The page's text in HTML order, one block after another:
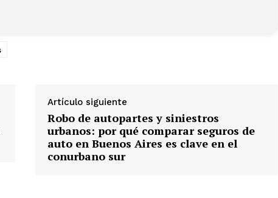
Artículo siguiente
Robo de autopartes y siniestros
urbanos: por qué comparar seguros de
auto en Buenos Aires es clave en el
conurbano sur